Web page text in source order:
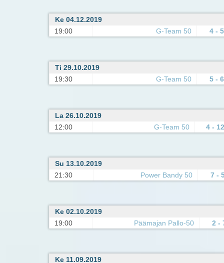
Ke 04.12.2019
19:00
G-Team 50 4 - 5
Ti 29.10.2019
19:30
G-Team 50 5 - 6
La 26.10.2019
12:00
G-Team 50 4 - 12
Su 13.10.2019
21:30
Power Bandy 50 7 -
Ke 02.10.2019
19:00
Päämajan Pallo-50 2 -
Ke 11.09.2019